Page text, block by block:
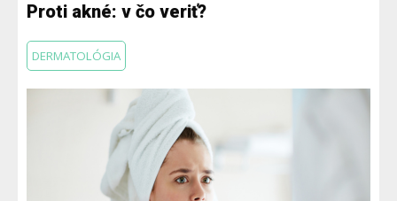
Proti akné: v čo veriť?
DERMATOLÓGIA